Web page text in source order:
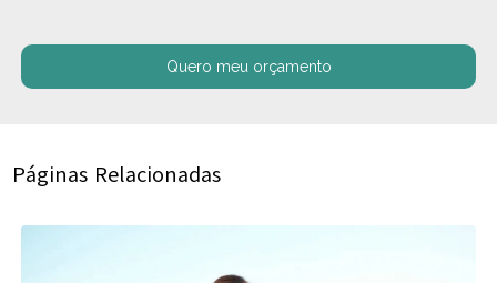
Quero meu orçamento
Páginas Relacionadas